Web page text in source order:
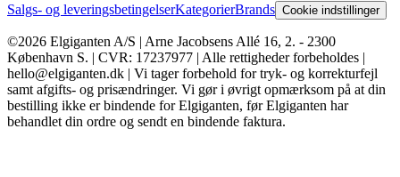
Salgs- og leveringsbetingelserKategorierBrands Cookie indstillinger
©2026 Elgiganten A/S | Arne Jacobsens Allé 16, 2. - 2300
København S. | CVR: 17237977 | Alle rettigheder forbeholdes |
hello@elgiganten.dk | Vi tager forbehold for tryk- og korrekturfejl
samt afgifts- og prisændringer. Vi gør i øvrigt opmærksom på at din
bestilling ikke er bindende for Elgiganten, før Elgiganten har
behandlet din ordre og sendt en bindende faktura.